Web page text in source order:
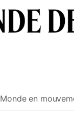
Monde en